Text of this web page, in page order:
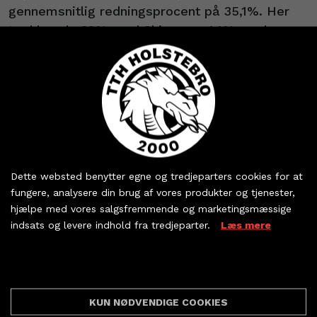
Køb dine billetter og
dine partnerbilletter
KØB BILLET
gennemsnitlig redningsprocent på 35,1%. Her
trækker de 39% mod Skjern og 44% mod
Lemvig-Thyborøn op i regnestykket og placerer
nordmanden som den tredjebedste målmand i
ligaen efter 6. spillerunde. Men hvad er
hemmeligheden bag?
- Vi har en dygtig målmandstræner i Søren
Rasmussen, som hjælper mig rigtig godt med
at lære spillerne at kende. Og så synes jeg, at
Josip og jeg har en god kommunikation med
forsvaret, så vi får de skud, vi gerne vil have.
Det gør mine arbejdsbetingelser langt bedre,
lige så vigtige, når man kommer til et nyt land,
på en ny arbejdsplads med nye kollegaer væk
Dette websted benytter egne og tredjeparters cookies for at
fungere, analysere din brug af vores produkter og tjenester,
hjælpe med vores salgsfremmende og marketingsmæssige
indsats og levere indhold fra tredjeparter. Læs mere
KUN NØDVENDIGE COOKIES